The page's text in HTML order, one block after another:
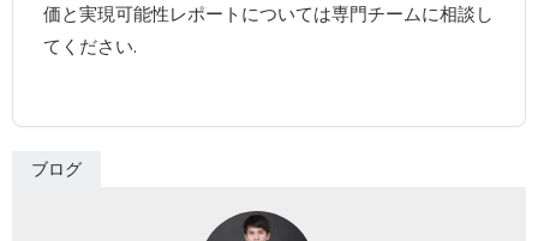
価と実現可能性レポートについては専門チームに相談し
てください.
ブログ